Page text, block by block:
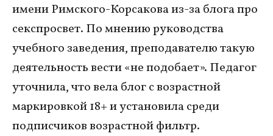
имени Римского-Корсакова из-за блога про
секспросвет. По мнению руководства
учебного заведения, преподавателю такую
деятельность вести «не подобает». Педагог
уточнила, что вела блог с возрастной
маркировкой 18+ и установила среди
подписчиков возрастной фильтр.